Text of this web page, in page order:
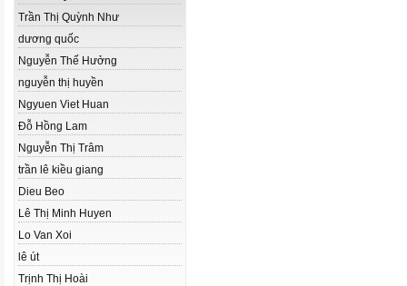
Trần Thị Quỳnh Như
dương quốc
Nguyễn Thế Hưởng
nguyễn thị huyền
Ngyuen Viet Huan
Đỗ Hồng Lam
Nguyễn Thị Trâm
trần lê kiều giang
Dieu Beo
Lê Thị Minh Huyen
Lo Van Xoi
lê út
Trịnh Thị Hoài